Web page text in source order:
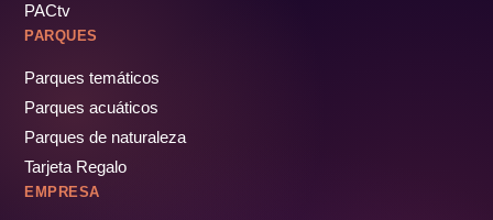
PACtv
PARQUES
Parques temáticos
Parques acuáticos
Parques de naturaleza
Tarjeta Regalo
EMPRESA